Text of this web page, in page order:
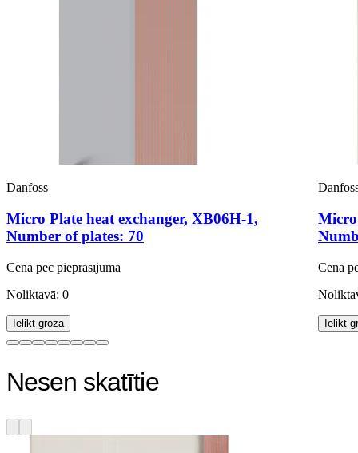
Danfoss
Micro Plate heat exchanger, XB06H-1,
Number of plates: 70
Cena pēc pieprasījuma
Noliktavā: 0
Ielikt grozā
Micro
Cena
Ielikt
Nesen skatītie